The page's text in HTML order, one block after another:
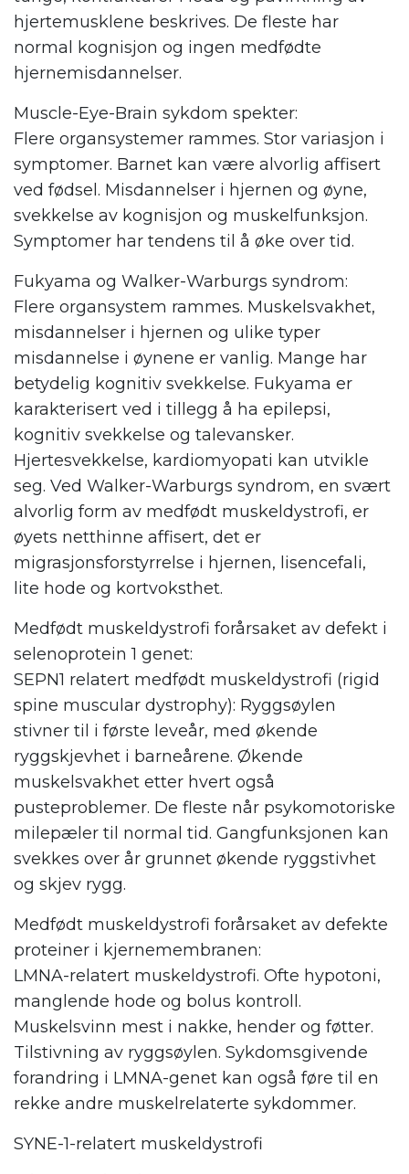
hjertemusklene beskrives. De fleste har
normal kognisjon og ingen medfødte
hjernemisdannelser.
Muscle-Eye-Brain sykdom spekter:
Flere organsystemer rammes. Stor variasjon i
symptomer. Barnet kan være alvorlig affisert
ved fødsel. Misdannelser i hjernen og øyne,
svekkelse av kognisjon og muskelfunksjon.
Symptomer har tendens til å øke over tid.
Fukyama og Walker-Warburgs syndrom:
Flere organsystem rammes. Muskelsvakhet,
misdannelser i hjernen og ulike typer
misdannelse i øynene er vanlig. Mange har
betydelig kognitiv svekkelse. Fukyama er
karakterisert ved i tillegg å ha epilepsi,
kognitiv svekkelse og talevansker.
Hjertesvekkelse, kardiomyopati kan utvikle
seg. Ved Walker-Warburgs syndrom, en svært
alvorlig form av medfødt muskeldystrofi, er
øyets netthinne affisert, det er
migrasjonsforstyrrelse i hjernen, lisencefali,
lite hode og kortvoksthet.
Medfødt muskeldystrofi forårsaket av defekt i
selenoprotein 1 genet:
SEPN1 relatert medfødt muskeldystrofi (rigid
spine muscular dystrophy): Ryggsøylen
stivner til i første leveår, med økende
ryggskjevhet i barneårene. Økende
muskelsvakhet etter hvert også
pusteproblemer. De fleste når psykomotoriske
milepæler til normal tid. Gangfunksjonen kan
svekkes over år grunnet økende ryggstivhet
og skjev rygg.
Medfødt muskeldystrofi forårsaket av defekte
proteiner i kjernemembranen:
LMNA-relatert muskeldystrofi. Ofte hypotoni,
manglende hode og bolus kontroll.
Muskelsvinn mest i nakke, hender og føtter.
Tilstivning av ryggsøylen. Sykdomsgivende
forandring i LMNA-genet kan også føre til en
rekke andre muskelrelaterte sykdommer.
SYNE-1-relatert muskeldystrofi